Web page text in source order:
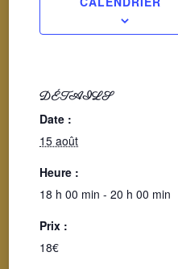
DÉTAILS
Date :
15 août
Heure :
18 h 00 min - 20 h 00 min
Prix :
18€